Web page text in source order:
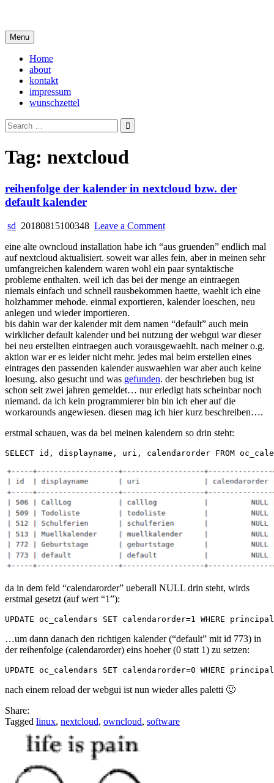
content
Menu
Home
about
kontakt
impressum
wunschzettel
Search
for:
Tag: nextcloud
reihenfolge der kalender in nextcloud bzw. der
default kalender
sd 20180815100348 Leave a Commenton
der
kalender
in
nextcloud
bzw.
der
kalender
eine alte owncloud installation habe ich “aus gruenden” endlich mal
auf nextcloud aktualisiert. soweit war alles fein, aber in meinen sehr
umfangreichen kalendern waren wohl ein paar syntaktische
probleme enthalten. weil ich das bei der menge an eintraegen
niemals einfach und schnell rausbekommen haette, waehlt ich eine
holzhammer mehode. einmal exportieren, kalender loeschen, neu
anlegen und wieder importieren.
bis dahin war der kalender mit dem namen “default” auch mein
wirklicher default kalender und bei nutzung der webgui war dieser
bei neu erstellten eintraegen auch vorausgewaehlt. nach meiner o.g.
aktion war er es leider nicht mehr. jedes mal beim erstellen eines
eintrages den passenden kalender auswaehlen war aber auch keine
loesung. also gesucht und was gefunden. der beschrieben bug ist
schon seit zwei jahren gemeldet… nur erledigt hats scheinbar noch
niemand. da ich kein programmierer bin bin ich eher auf die
workarounds angewiesen. diesen mag ich hier kurz beschreiben….
erstmal schauen, was da bei meinen kalendern so drin steht:
da in dem feld “calendarorder” ueberall NULL drin steht, wirds
erstmal gesetzt (auf wert “1”):
…um dann danach den richtigen kalender (“default” mit id 773) in
der reihenfolge (calendarorder) eins hoeher (0 statt 1) zu setzen:
nach einem reload der webgui ist nun wieder alles paletti 🙂
Share:
Tagged linux, nextcloud, owncloud, software